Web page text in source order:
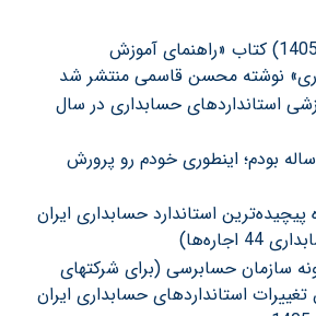
ویرایش دوم (سال 1405) کتاب «راهنمای آموزش
نوشته محسن قاسمی منتشر شد
استانداردهای حسابداری در سال
حسابدار 18 ساله بودم؛ اینطوری خودم رو پرورش
استاندارد حسابداری ایران
حسابرسی (برای شرکتهای
استانداردهای حسابداری ایران